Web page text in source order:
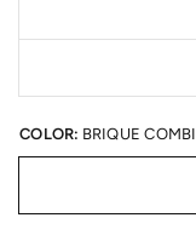
COLOR: BRIQUE COMBI